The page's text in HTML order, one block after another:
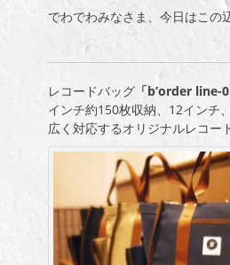
でわでわみなさま、今日はこの
レコードバッグ 「b’order line-
インチ約150枚収納、12インチ
広く対応するオリジナルレコー